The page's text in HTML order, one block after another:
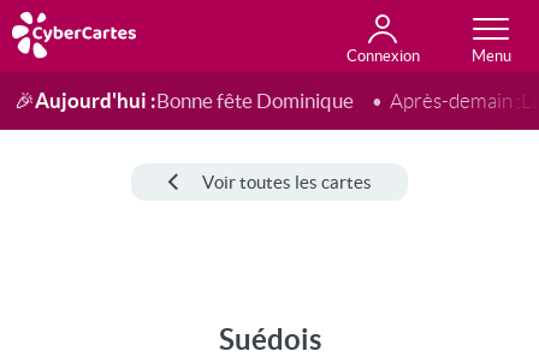
Connexion
Anniversaire
Fête du jour
Amour
Amitié
Merci
Toutes les cartes
🎉Aujourd'hui :Bonne fête Dominique Après-demain :
Voir toutes les cartes
Suédois